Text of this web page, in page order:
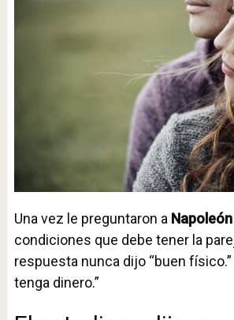
Una vez le preguntaron a
condiciones que debe tener la
respuesta nunca dijo “buen
tenga dinero.”